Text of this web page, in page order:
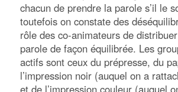
chacun de prendre la parole s’il le
toutefois on constate des
rôle des co-animateurs de
parole de façon équilibrée. Les
actifs sont ceux du prépresse, du
l’impression noir (auquel on a
et de l’impression couleur (auquel